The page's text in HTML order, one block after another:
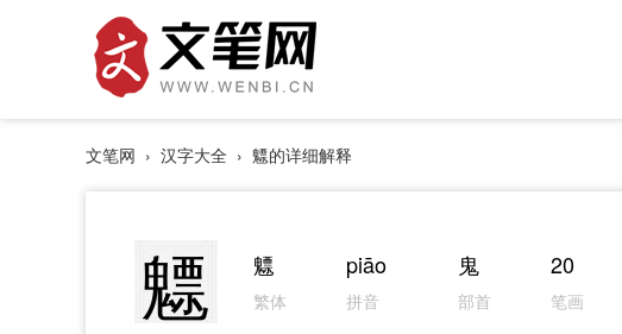
文笔网 › 汉字大全 › 魒的详细解释
魒 魒
繁体
piāo
拼音
鬼
部首
20
笔画